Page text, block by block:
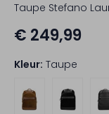
Taupe Stefano
€ 249,99
Kleur: Taupe